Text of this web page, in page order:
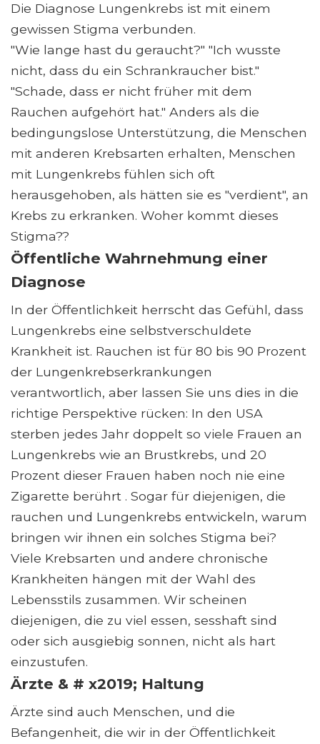
Die Diagnose Lungenkrebs ist mit einem
gewissen Stigma verbunden.
"Wie lange hast du geraucht?" "Ich wusste
nicht, dass du ein Schrankraucher bist."
"Schade, dass er nicht früher mit dem
Rauchen aufgehört hat." Anders als die
bedingungslose Unterstützung, die Menschen
mit anderen Krebsarten erhalten, Menschen
mit Lungenkrebs fühlen sich oft
herausgehoben, als hätten sie es "verdient", an
Krebs zu erkranken. Woher kommt dieses
Stigma??
Öffentliche Wahrnehmung einer
Diagnose
In der Öffentlichkeit herrscht das Gefühl, dass
Lungenkrebs eine selbstverschuldete
Krankheit ist. Rauchen ist für 80 bis 90 Prozent
der Lungenkrebserkrankungen
verantwortlich, aber lassen Sie uns dies in die
richtige Perspektive rücken: In den USA
sterben jedes Jahr doppelt so viele Frauen an
Lungenkrebs wie an Brustkrebs, und 20
Prozent dieser Frauen haben noch nie eine
Zigarette berührt . Sogar für diejenigen, die
rauchen und Lungenkrebs entwickeln, warum
bringen wir ihnen ein solches Stigma bei?
Viele Krebsarten und andere chronische
Krankheiten hängen mit der Wahl des
Lebensstils zusammen. Wir scheinen
diejenigen, die zu viel essen, sesshaft sind
oder sich ausgiebig sonnen, nicht als hart
einzustufen.
Ärzte & # x2019; Haltung
Ärzte sind auch Menschen, und die
Befangenheit, die wir in der Öffentlichkeit